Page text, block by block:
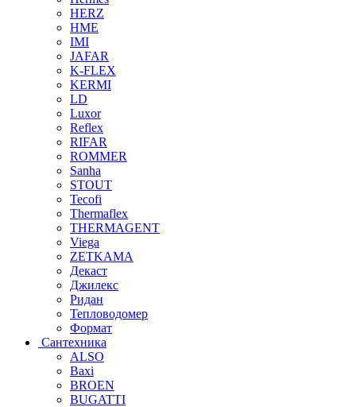
HERZ
HME
IMI
JAFAR
K-FLEX
KERMI
LD
Luxor
Reflex
RIFAR
ROMMER
Sanha
STOUT
Tecofi
Thermaflex
THERMAGENT
Viega
ZETKAMA
Декаст
Джилекс
Ридан
Тепловодомер
Формат
Сантехника
ALSO
Baxi
BROEN
BUGATTI